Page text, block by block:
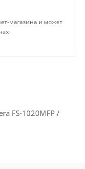
магазина и может
FS-1020MFP /